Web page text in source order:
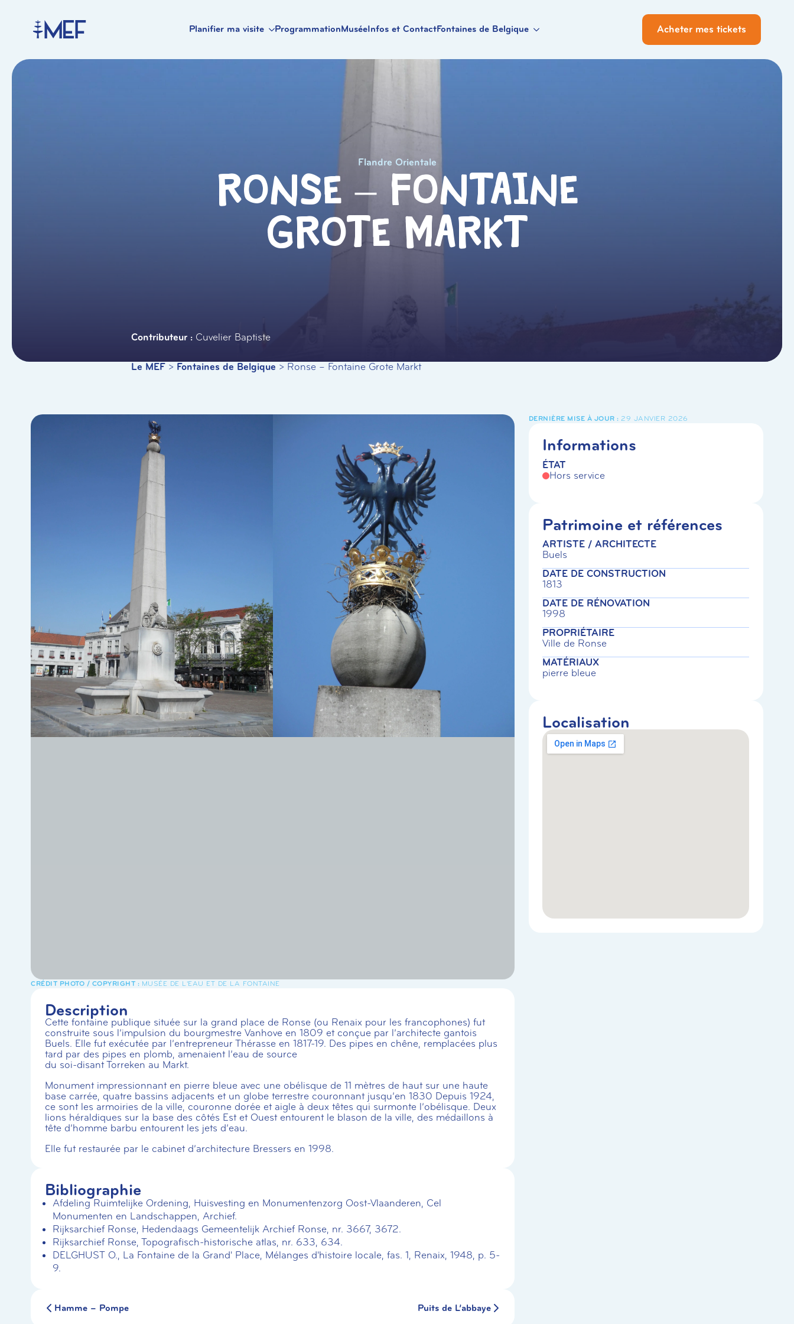
Planifier ma visite ProgrammationMuséeInfos et ContactFontaines de Belgique Acheter mes tickets
Flandre Orientale
Ronse – Fontaine
Grote Markt
Cuvelier Baptiste
Le MEF > Fontaines de Belgique > Ronse – Fontaine Grote Markt
MUSÉE DE L'EAU ET DE LA FONTAINE
Description
Cette fontaine publique située sur la grand place de Ronse (ou Renaix pour les francophones) fut
construite sous l’impulsion du bourgmestre Vanhove en 1809 et conçue par l’architecte gantois
Buels. Elle fut exécutée par l’entrepreneur Thérasse en 1817-19. Des pipes en chêne, remplacées plus
tard par des pipes en plomb, amenaient l’eau de source
du soi-disant Torreken au Markt.
Monument impressionnant en pierre bleue avec une obélisque de 11 mètres de haut sur une haute
base carrée, quatre bassins adjacents et un globe terrestre couronnant jusqu’en 1830 Depuis 1924,
ce sont les armoiries de la ville, couronne dorée et aigle à deux têtes qui surmonte l’obélisque. Deux
lions héraldiques sur la base des côtés Est et Ouest entourent le blason de la ville, des médaillons à
tête d’homme barbu entourent les jets d’eau.
Elle fut restaurée par le cabinet d’architecture Bressers en 1998.
Bibliographie
Afdeling Ruimtelijke Ordening, Huisvesting en Monumentenzorg Oost-Vlaanderen, Cel
Monumenten en Landschappen, Archief.
Rijksarchief Ronse, Hedendaags Gemeentelijk Archief Ronse, nr. 3667, 3672.
Rijksarchief Ronse, Topografisch-historische atlas, nr. 633, 634.
DELGHUST O., La Fontaine de la Grand' Place, Mélanges d'histoire locale, fas. 1, Renaix, 1948, p. 5-
9.
Hamme – Pompe Puits de L’abbaye
29 JANVIER 2026
Informations
ÉTAT
Hors service
Patrimoine et références
ARTISTE / ARCHITECTE
Buels
DATE DE CONSTRUCTION
1813
DATE DE RÉNOVATION
1998
PROPRIÉTAIRE
Ville de Ronse
MATÉRIAUX
pierre bleue
Localisation